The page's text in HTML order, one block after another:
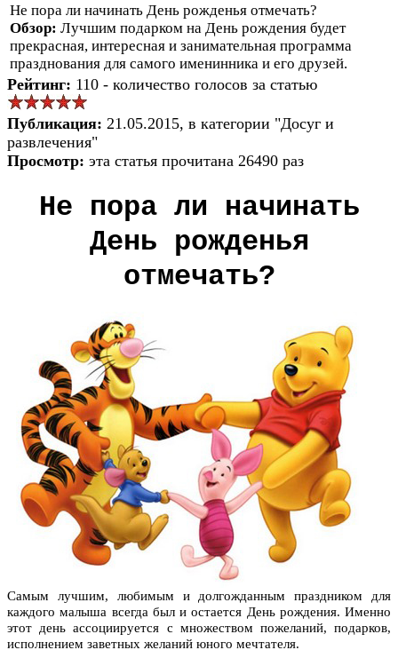
Не пора ли начинать День рожденья отмечать?
Обзор: Лучшим подарком на День рождения будет
прекрасная, интересная и занимательная программа
празднования для самого именинника и его друзей.
Рейтинг: 110 - количество голосов за статью
Публикация: 21.05.2015, в категории "Досуг и
развлечения"
Просмотр: эта статья прочитана 26490 раз
Не пора ли начинать
День рожденья
отмечать?
Самым лучшим, любимым и долгожданным праздником для
каждого малыша всегда был и остается День рождения. Именно
этот день ассоциируется с множеством пожеланий, подарков,
исполнением заветных желаний юного мечтателя.